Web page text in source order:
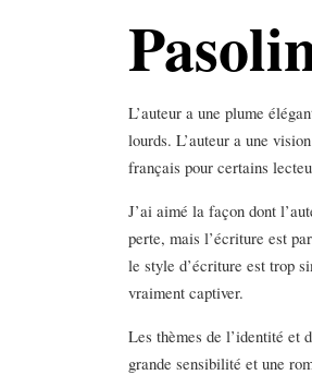
L’auteur a une plume
lourds. L’auteur a une
français pour certains
J’ai aimé la façon dont
perte, mais l’écriture est
le style d’écriture est trop
vraiment captiver.
Les thèmes de l’identité et
grande sensibilité et une